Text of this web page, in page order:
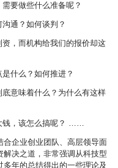
要做些什么准备呢？
通？如何谈判？
，而机构给我们的报价却这
什么？如何推进？
意味着什么？为什么有这样
钱，该怎么搞呢？ ……
企业创业团队、高层领导面
决之道，非常强调从科技型
年的总结得出的一些理论及